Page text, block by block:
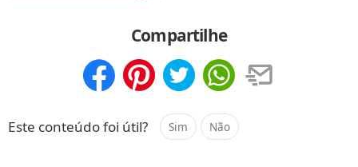
Compartilhe
Este conteúdo foi útil? Sim Não